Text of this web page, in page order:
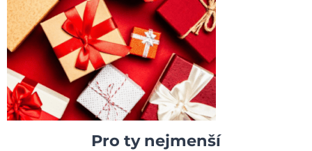
Pro ty nejmenší